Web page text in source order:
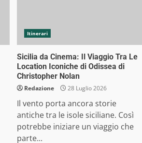
Itinerari
Sicilia da Cinema: Il Viaggio Tra Le
Location Iconiche di Odissea di
Christopher Nolan
Redazione 28 Luglio 2026
Il vento porta ancora storie
antiche tra le isole siciliane. Così
potrebbe iniziare un viaggio che
parte...